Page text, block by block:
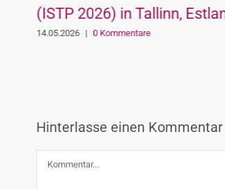
(ISTP 2026) in Tallinn,
14.05.2026 | 0 Kommentare
Hinterlasse einen Kommentar
Kommentar